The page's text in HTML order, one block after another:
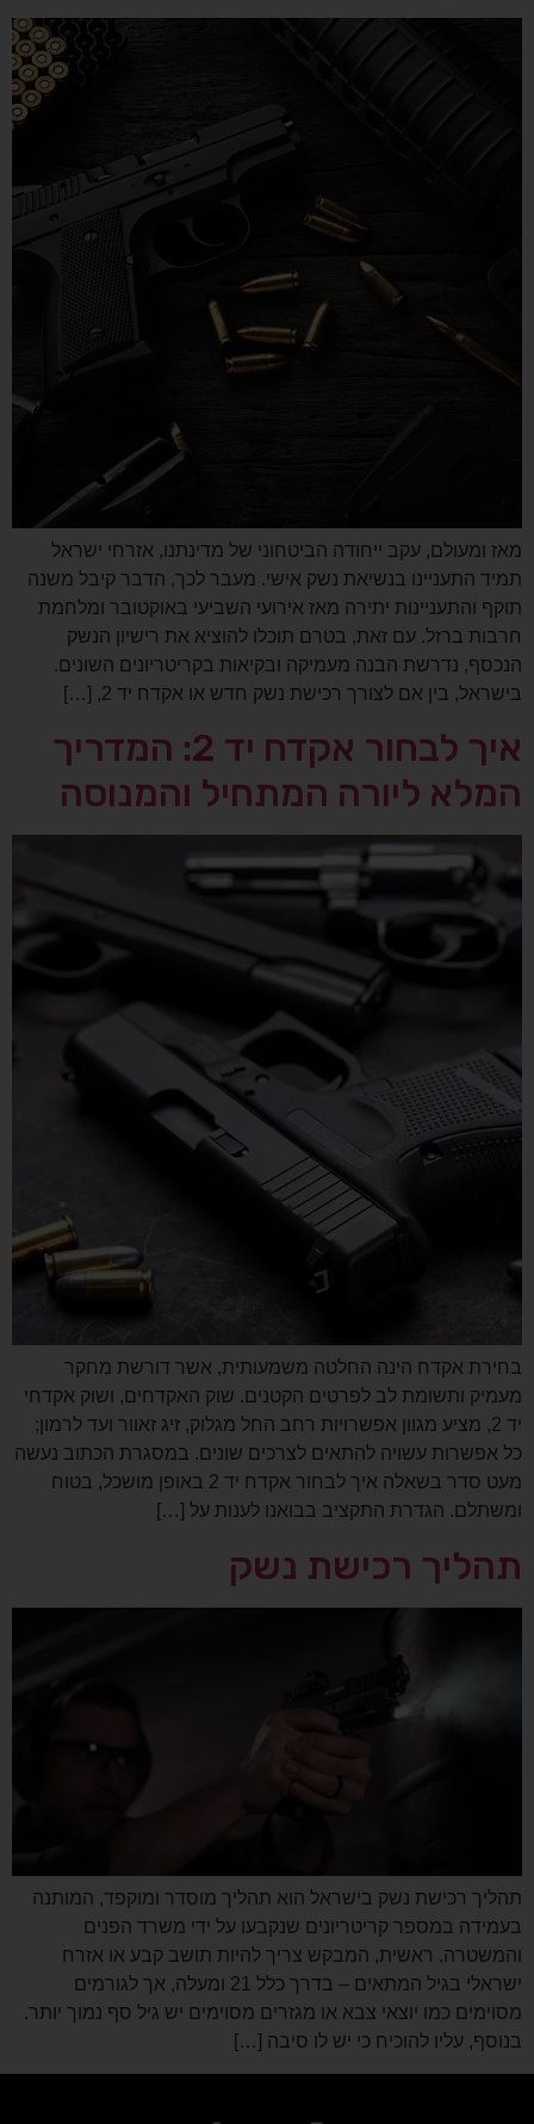
מאז ומעולם, עקב ייחודה הביטחוני של מדינתנו, אזרחי ישראל
תמיד התעניינו בנשיאת נשק אישי. מעבר לכך, הדבר קיבל משנה
תוקף והתעניינות יתירה מאז אירועי השביעי באוקטובר ומלחמת
חרבות ברזל. עם זאת, בטרם תוכלו להוציא את רישיון הנשק
הנכסף, נדרשת הבנה מעמיקה ובקיאות בקריטריונים השונים.
בישראל, בין אם לצורך רכישת נשק חדש או אקדח יד 2, […]
איך לבחור אקדח יד 2: המדריך
המלא ליורה המתחיל והמנוסה
בחירת אקדח הינה החלטה משמעותית, אשר דורשת מחקר
מעמיק ותשומת לב לפרטים הקטנים. שוק האקדחים, ושוק אקדחי
יד 2, מציע מגוון אפשרויות רחב החל מגלוק, זיג זאוור ועד לרמון;
כל אפשרות עשויה להתאים לצרכים שונים. במסגרת הכתוב נעשה
מעט סדר בשאלה איך לבחור אקדח יד 2 באופן מושכל, בטוח
ומשתלם. הגדרת התקציב בבואנו לענות על […]
תהליך רכישת נשק
תהליך רכישת נשק בישראל הוא תהליך מוסדר ומוקפד, המותנה
בעמידה במספר קריטריונים שנקבעו על ידי משרד הפנים
והמשטרה. ראשית, המבקש צריך להיות תושב קבע או אזרח
ישראלי בגיל המתאים – בדרך כלל 21 ומעלה, אך לגורמים
מסוימים כמו יוצאי צבא או מגזרים מסוימים יש גיל סף נמוך יותר.
בנוסף, עליו להוכיח כי יש לו סיבה […]